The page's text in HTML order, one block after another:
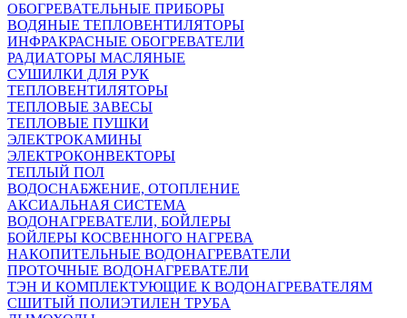
ОБОГРЕВАТЕЛЬНЫЕ ПРИБОРЫ
ВОДЯНЫЕ ТЕПЛОВЕНТИЛЯТОРЫ
ИНФРАКРАСНЫЕ ОБОГРЕВАТЕЛИ
РАДИАТОРЫ МАСЛЯНЫЕ
СУШИЛКИ ДЛЯ РУК
ТЕПЛОВЕНТИЛЯТОРЫ
ТЕПЛОВЫЕ ЗАВЕСЫ
ТЕПЛОВЫЕ ПУШКИ
ЭЛЕКТРОКАМИНЫ
ЭЛЕКТРОКОНВЕКТОРЫ
ТЕПЛЫЙ ПОЛ
ВОДОСНАБЖЕНИЕ, ОТОПЛЕНИЕ
АКСИАЛЬНАЯ СИСТЕМА
ВОДОНАГРЕВАТЕЛИ, БОЙЛЕРЫ
БОЙЛЕРЫ КОСВЕННОГО НАГРЕВА
НАКОПИТЕЛЬНЫЕ ВОДОНАГРЕВАТЕЛИ
ПРОТОЧНЫЕ ВОДОНАГРЕВАТЕЛИ
ТЭН И КОМПЛЕКТУЮЩИЕ К ВОДОНАГРЕВАТЕЛЯМ
СШИТЫЙ ПОЛИЭТИЛЕН ТРУБА